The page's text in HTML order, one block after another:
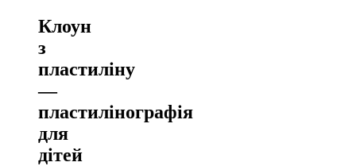
Клоун
з
пластиліну
—
пластилінографія
для
дітей